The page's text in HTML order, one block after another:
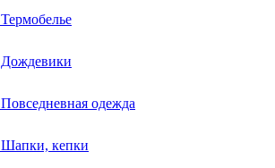
Термобелье
Дождевики
Повседневная одежда
Шапки, кепки